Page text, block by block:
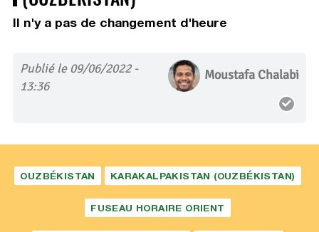
Il n'y a pas de changement d'heure
Publié le 09/06/2022 -
13:36
Moustafa Chalabi
OUZBÉKISTAN KARAKALPAKISTAN (OUZBÉKISTAN)
FUSEAU HORAIRE ORIENT